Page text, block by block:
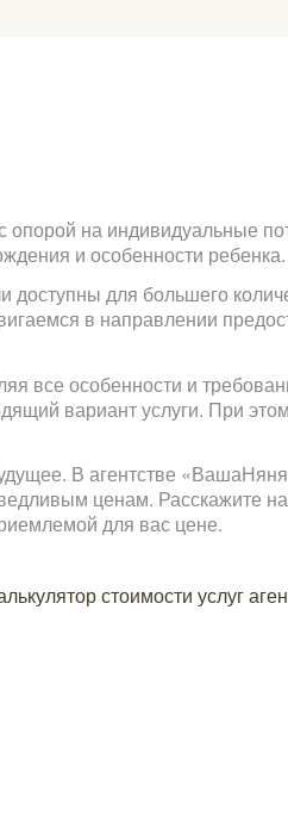
на индивидуальные
и особенности ребенка.
для большего
в направлении
все особенности и
вариант услуги. При
В агентстве
ценам. Расскажите
для вас цене.